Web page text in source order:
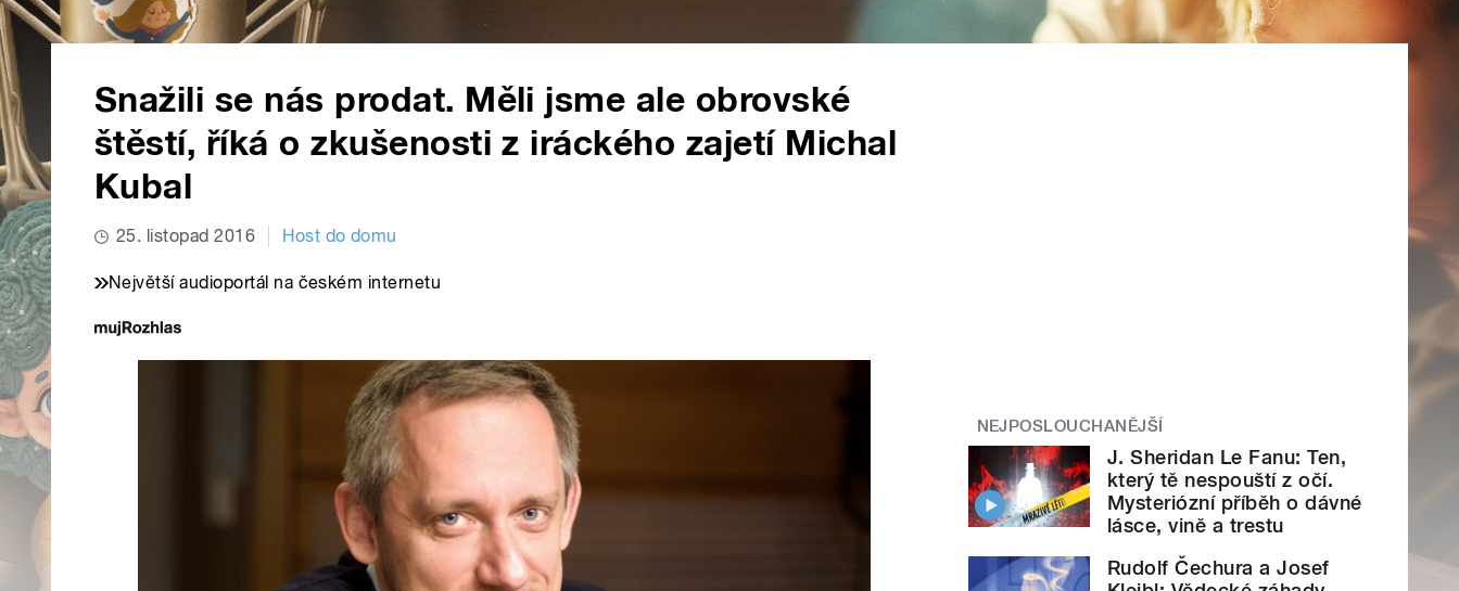
Snažili se nás prodat. Měli jsme ale obrovské
štěstí, říká o zkušenosti z iráckého zajetí Michal
Kubal
25. listopad 2016 Host do domu
Největší audioportál na českém internetu
NEJPOSLOUCHANĚJŠÍ
J. Sheridan Le Fanu: Ten,
který tě nespouští z očí.
Mysteriózní příběh o dávné
lásce, vině a trestu
Rudolf Čechura a Josef